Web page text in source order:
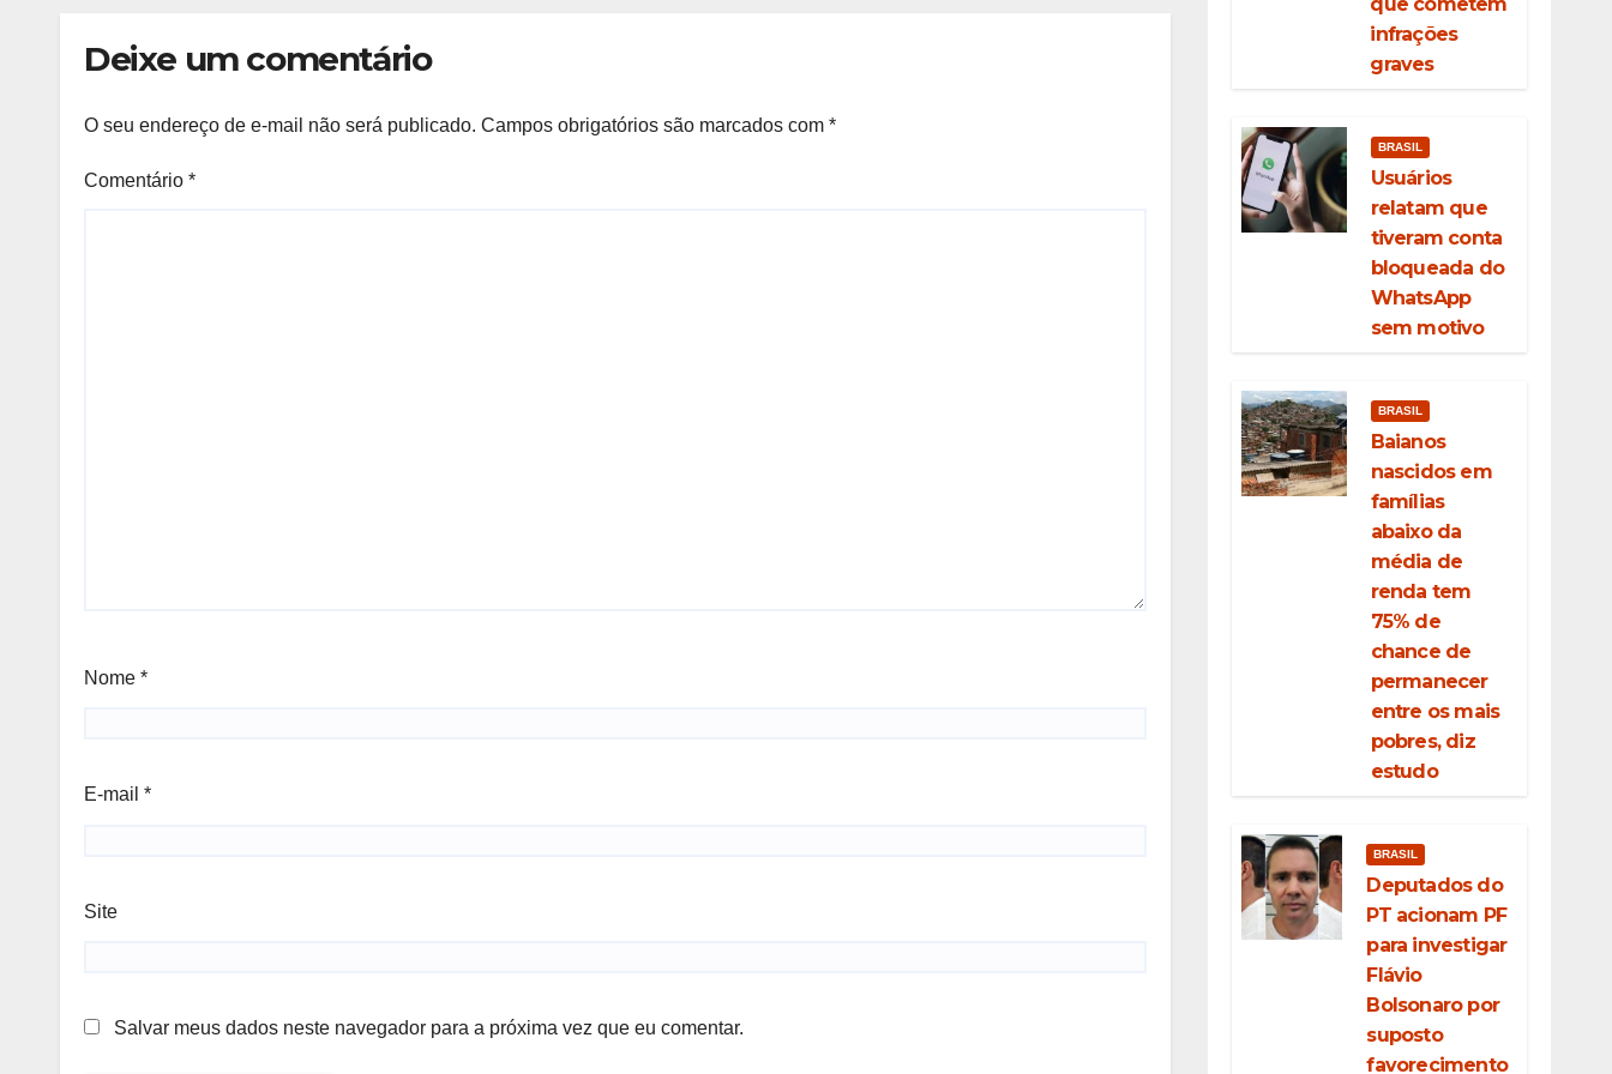
Deixe um comentário
O seu endereço de e-mail não será publicado. Campos obrigatórios são marcados com *
Comentário *
Nome *
E-mail *
Site
Salvar meus dados neste navegador para a próxima vez que eu comentar.
infrações
graves
BRASIL
Usuários
relatam que
tiveram conta
bloqueada do
WhatsApp
sem motivo
BRASIL
Baianos
nascidos em
famílias
abaixo da
média de
renda tem
75% de
chance de
permanecer
entre os mais
pobres, diz
estudo
BRASIL
Deputados do
PT acionam PF
para investigar
Flávio
Bolsonaro por
suposto
favorecimento